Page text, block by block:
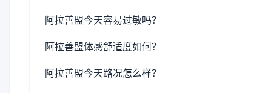
阿拉善盟今天容易过敏吗？
阿拉善盟体感舒适度如何？
阿拉善盟今天路况怎么样？